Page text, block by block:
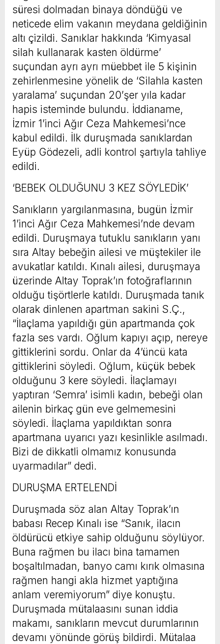
süresi dolmadan binaya döndüğü ve
neticede elim vakanın meydana geldiğinin
altı çizildi. Sanıklar hakkında ‘Kimyasal
silah kullanarak kasten öldürme’
suçundan ayrı ayrı müebbet ile 5 kişinin
zehirlenmesine yönelik de ‘Silahla kasten
yaralama’ suçundan 20’şer yıla kadar
hapis isteminde bulundu. İddianame,
İzmir 1’inci Ağır Ceza Mahkemesi’nce
kabul edildi. İlk duruşmada sanıklardan
Eyüp Gödezeli, adli kontrol şartıyla tahliye
edildi.
‘BEBEK OLDUĞUNU 3 KEZ SÖYLEDİK’
Sanıkların yargılanmasına, bugün İzmir
1’inci Ağır Ceza Mahkemesi’nde devam
edildi. Duruşmaya tutuklu sanıkların yanı
sıra Altay bebeğin ailesi ve müştekiler ile
avukatlar katıldı. Kınalı ailesi, duruşmaya
üzerinde Altay Toprak’ın fotoğraflarının
olduğu tişörtlerle katıldı. Duruşmada tanık
olarak dinlenen apartman sakini S.Ç.,
“İlaçlama yapıldığı gün apartmanda çok
fazla ses vardı. Oğlum kapıyı açıp, nereye
gittiklerini sordu. Onlar da 4’üncü kata
gittiklerini söyledi. Oğlum, küçük bebek
olduğunu 3 kere söyledi. İlaçlamayı
yaptıran ‘Semra’ isimli kadın, bebeği olan
ailenin birkaç gün eve gelmemesini
söyledi. İlaçlama yapıldıktan sonra
apartmana uyarıcı yazı kesinlikle asılmadı.
Bizi de dikkatli olmamız konusunda
uyarmadılar” dedi.
DURUŞMA ERTELENDİ
Duruşmada söz alan Altay Toprak’ın
babası Recep Kınalı ise “Sanık, ilacın
öldürücü etkiye sahip olduğunu söylüyor.
Buna rağmen bu ilacı bina tamamen
boşaltılmadan, banyo camı kırık olmasına
rağmen hangi akla hizmet yaptığına
anlam veremiyorum” diye konuştu.
Duruşmada mütalaasını sunan iddia
makamı, sanıkların mevcut durumlarının
devamı yönünde görüş bildirdi. Mütalaa